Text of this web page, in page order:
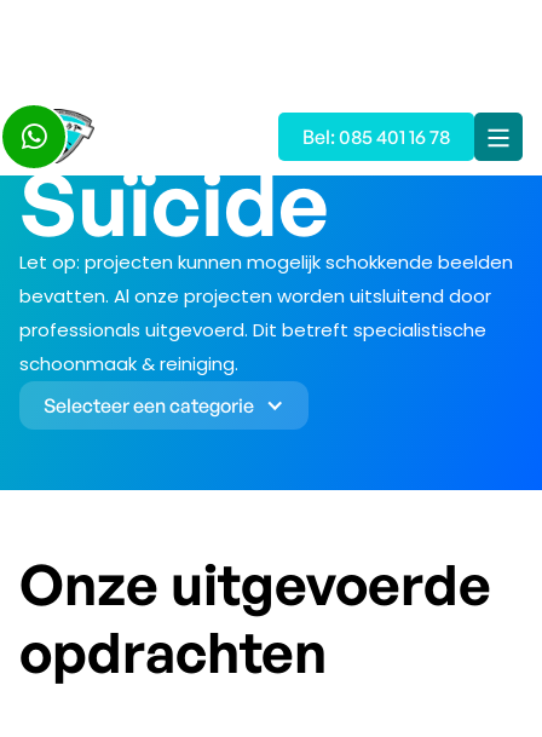
Bel: 085 401 16 78

Suïcide
Let op: projecten kunnen mogelijk schokkende beelden
bevatten. Al onze projecten worden uitsluitend door
professionals uitgevoerd. Dit betreft specialistische
schoonmaak & reiniging.
Selecteer een categorie
Onze uitgevoerde
opdrachten